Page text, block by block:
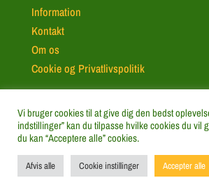
Information
Kontakt
Om os
Cookie og Privatlivspolitik
Lavet af Marco Hammer | MHA
Vi bruger cookies til at give dig den bedst
indstillinger” kan du tilpasse hvilke cookies du vil
du kan “Acceptere alle” cookies.
Afvis alle Cookie instillinger Accepter alle